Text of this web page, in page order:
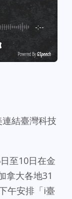
-:--
Powered By GSpeech
結臺灣科技
至10日在金
拿大各地31
午安排「i臺